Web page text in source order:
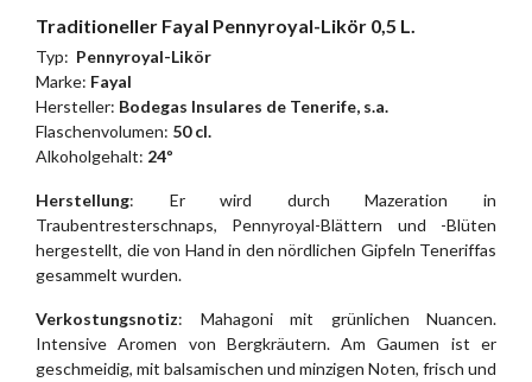
Traditioneller Fayal Pennyroyal-Likör 0,5 L.
Typ: Pennyroyal-Likör
Marke: Fayal
Hersteller: Bodegas Insulares de Tenerife, s.a.
Flaschenvolumen: 50 cl.
Alkoholgehalt: 24º
Herstellung: Er wird durch Mazeration in
Traubentresterschnaps, Pennyroyal-Blättern und -Blüten
hergestellt, die von Hand in den nördlichen Gipfeln Teneriffas
gesammelt wurden.
Verkostungsnotiz: Mahagoni mit grünlichen Nuancen.
Intensive Aromen von Bergkräutern. Am Gaumen ist er
geschmeidig, mit balsamischen und minzigen Noten, frisch und